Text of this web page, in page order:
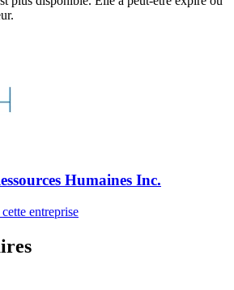
Humaines Inc.
entreprise